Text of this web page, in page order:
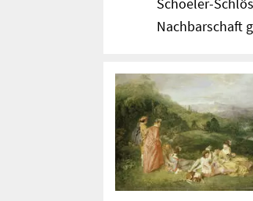
Schoeler-
Nachbarschaft